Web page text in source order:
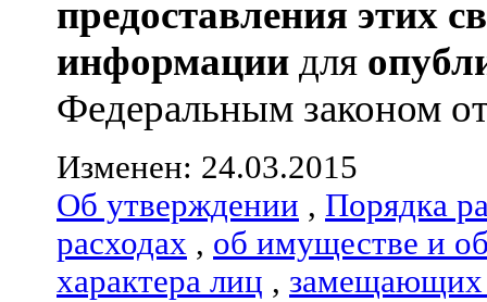
предоставления этих
информации для
Федеральным законом
Изменен: 24.03.2015
Об утверждении , Порядка
расходах , об имуществе и
характера лиц , замещающих